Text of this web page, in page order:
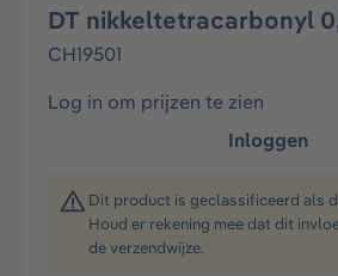
DT nikkeltetracarbonyl
CH19501
Log in om prijzen te zien
Inloggen
Dit product is geclassificeerd als
Houd er rekening mee dat dit
de verzendwijze.